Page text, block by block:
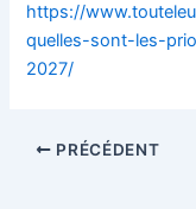
https://
quelles-sont-les-
2027/
PRÉCÉDENT